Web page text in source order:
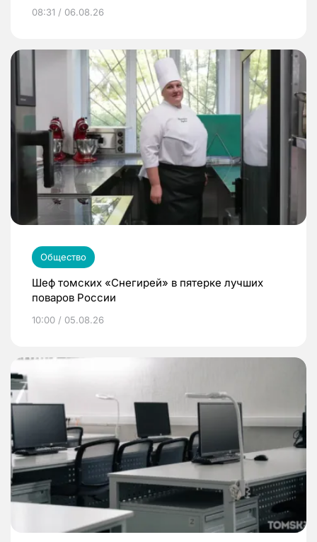
08:31 / 06.08.26
Общество
Шеф томских «Снегирей» в пятерке лучших
поваров России
10:00 / 05.08.26